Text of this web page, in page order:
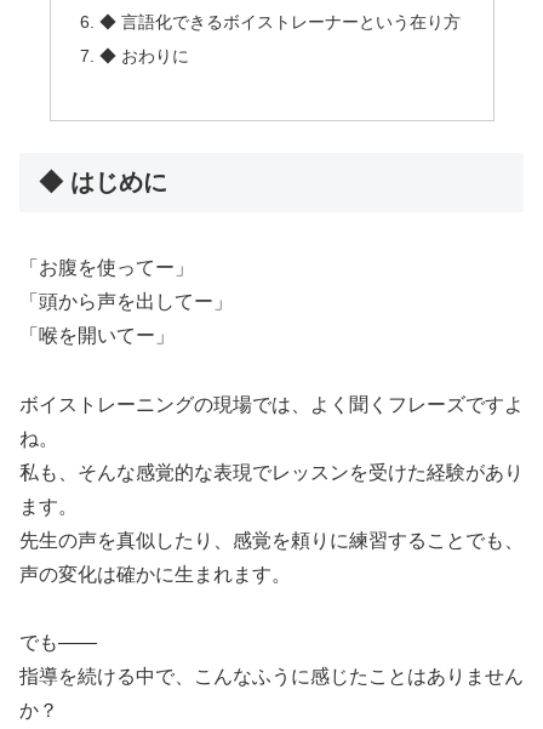
◆ 言語化できるボイストレーナーという在り方
◆ おわりに
◆ はじめに
「お腹を使ってー」
「頭から声を出してー」
「喉を開いてー」
ボイストレーニングの現場では、よく聞くフレーズですよ
ね。
私も、そんな感覚的な表現でレッスンを受けた経験があり
ます。
先生の声を真似したり、感覚を頼りに練習することでも、
声の変化は確かに生まれます。
でも——
指導を続ける中で、こんなふうに感じたことはありません
か？